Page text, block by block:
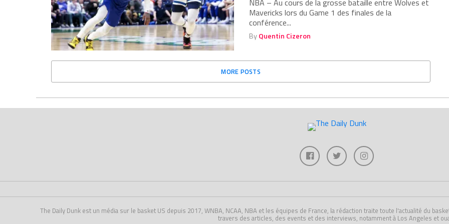
NBA – Au cours de la grosse bataille entre Wolves et
Mavericks lors du Game 1 des finales de la
conférence...
ByQuentin Cizeron
MORE POSTS
The Daily Dunk est un média sur le basket US depuis 2017, WNBA, NCAA, NBA et les équipes de France, la rédaction traite toute l'actualité du
travers des articles, des events et des interviews, notamment à Los Angeles et